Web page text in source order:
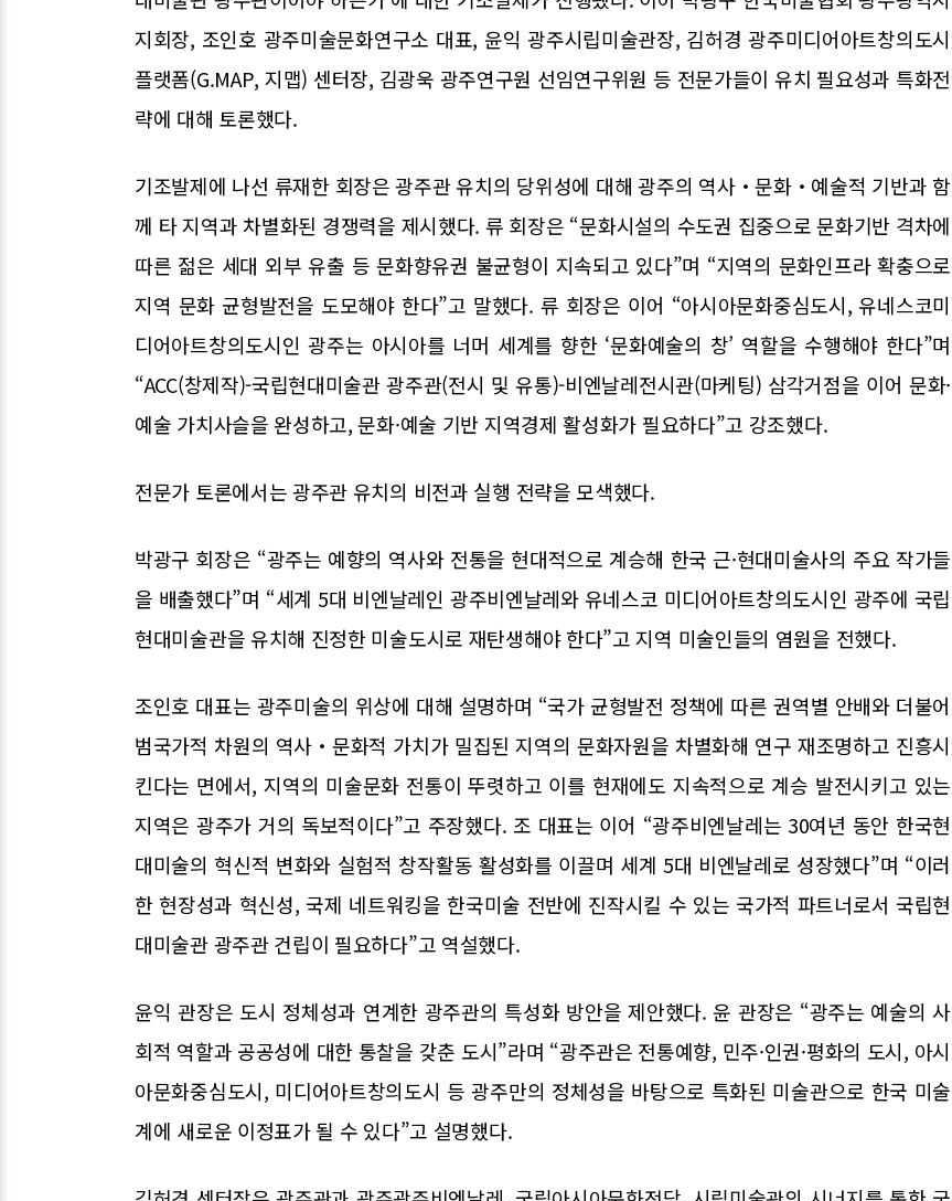
지회장, 조인호 광주미술문화연구소 대표, 윤익 광주시립미술관장, 김허경 광주미디어아트창의도시
플랫폼(G.MAP, 지맵) 센터장, 김광욱 광주연구원 선임연구위원 등 전문가들이 유치 필요성과 특화전
략에 대해 토론했다.
기조발제에 나선 류재한 회장은 광주관 유치의 당위성에 대해 광주의 역사‧문화‧예술적 기반과 함
께 타 지역과 차별화된 경쟁력을 제시했다. 류 회장은 “문화시설의 수도권 집중으로 문화기반 격차에
따른 젊은 세대 외부 유출 등 문화향유권 불균형이 지속되고 있다”며 “지역의 문화인프라 확충으로
지역 문화 균형발전을 도모해야 한다”고 말했다. 류 회장은 이어 “아시아문화중심도시, 유네스코미
디어아트창의도시인 광주는 아시아를 너머 세계를 향한 ‘문화예술의 창’ 역할을 수행해야 한다”며
“ACC(창제작)-국립현대미술관 광주관(전시 및 유통)-비엔날레전시관(마케팅) 삼각거점을 이어 문화·
예술 가치사슬을 완성하고, 문화·예술 기반 지역경제 활성화가 필요하다”고 강조했다.
전문가 토론에서는 광주관 유치의 비전과 실행 전략을 모색했다.
박광구 회장은 “광주는 예향의 역사와 전통을 현대적으로 계승해 한국 근·현대미술사의 주요 작가들
을 배출했다”며 “세계 5대 비엔날레인 광주비엔날레와 유네스코 미디어아트창의도시인 광주에 국립
현대미술관을 유치해 진정한 미술도시로 재탄생해야 한다”고 지역 미술인들의 염원을 전했다.
조인호 대표는 광주미술의 위상에 대해 설명하며 “국가 균형발전 정책에 따른 권역별 안배와 더불어
범국가적 차원의 역사‧문화적 가치가 밀집된 지역의 문화자원을 차별화해 연구 재조명하고 진흥시
킨다는 면에서, 지역의 미술문화 전통이 뚜렷하고 이를 현재에도 지속적으로 계승 발전시키고 있는
지역은 광주가 거의 독보적이다”고 주장했다. 조 대표는 이어 “광주비엔날레는 30여년 동안 한국현
대미술의 혁신적 변화와 실험적 창작활동 활성화를 이끌며 세계 5대 비엔날레로 성장했다”며 “이러
한 현장성과 혁신성, 국제 네트워킹을 한국미술 전반에 진작시킬 수 있는 국가적 파트너로서 국립현
대미술관 광주관 건립이 필요하다”고 역설했다.
윤익 관장은 도시 정체성과 연계한 광주관의 특성화 방안을 제안했다. 윤 관장은 “광주는 예술의 사
회적 역할과 공공성에 대한 통찰을 갖춘 도시”라며 “광주관은 전통예향, 민주·인권·평화의 도시, 아시
아문화중심도시, 미디어아트창의도시 등 광주만의 정체성을 바탕으로 특화된 미술관으로 한국 미술
계에 새로운 이정표가 될 수 있다”고 설명했다.